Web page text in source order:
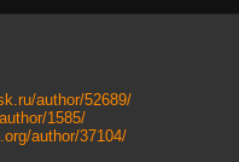
author/52689/
1585/
author/37104/